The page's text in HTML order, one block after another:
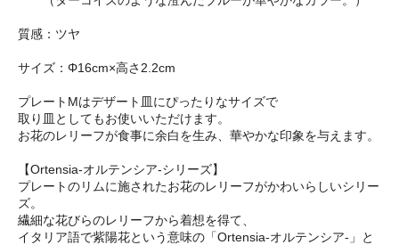
質感：ツヤ
サイズ：Φ16cm×高さ2.2cm
プレートMはデザート皿にぴったりなサイズで
取り皿としてもお使いいただけます。
お花のレリーフが食事に余白を生み、華やかな印象を与えます。
【Ortensia-オルテンシア-シリーズ】
プレートのリムに施されたお花のレリーフがかわいらしいシリー
ズ。
繊細な花びらのレリーフから着想を得て、
イタリア語で紫陽花という意味の「Ortensia-オルテンシア-」と